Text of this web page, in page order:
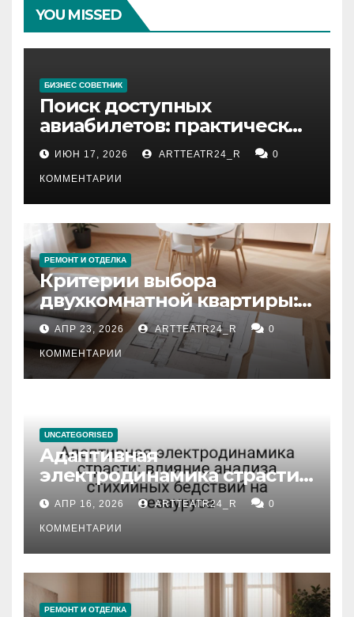
YOU MISSED
БИЗНЕС СОВЕТНИК
Поиск доступных
авиабилетов: практические
рекомендации
ИЮН 17, 2026 ARTTEATR24_R 0
КОММЕНТАРИИ
РЕМОНТ И ОТДЕЛКА
Критерии выбора
двухкомнатной квартиры:
планировка, площадь,
состояние и документация
АПР 23, 2026 ARTTEATR24_R 0
КОММЕНТАРИИ
UNCATEGORISED
Адаптивная
электродинамика страсти:
влияние анализа
стихийных бедствий на
тезауруса
АПР 16, 2026 ARTTEATR24_R 0
КОММЕНТАРИИ
РЕМОНТ И ОТДЕЛКА